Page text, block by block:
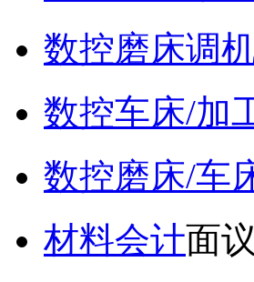
数控磨床调
数控车床/加
数控磨床/车
材料会计面议